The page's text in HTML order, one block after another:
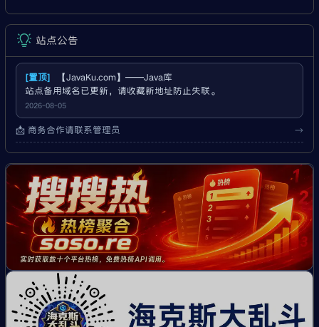
站点公告
[置顶]
【JavaKu.com】——Java库
站点备用域名已更新，请收藏新地址防止失联。
2026-08-05
📩 商务合作请联系管理员 →